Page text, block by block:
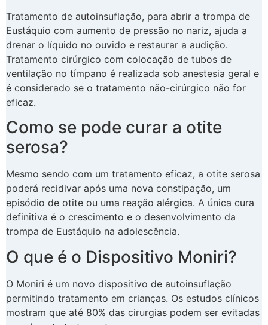
Tratamento de autoinsuflação, para abrir a trompa de
Eustáquio com aumento de pressão no nariz, ajuda a
drenar o líquido no ouvido e restaurar a audição.
Tratamento cirúrgico com colocação de tubos de
ventilação no tímpano é realizada sob anestesia geral e
é considerado se o tratamento não-cirúrgico não for
eficaz.
Como se pode curar a otite
serosa?
Mesmo sendo com um tratamento eficaz, a otite serosa
poderá recidivar após uma nova constipação, um
episódio de otite ou uma reação alérgica. A única cura
definitiva é o crescimento e o desenvolvimento da
trompa de Eustáquio na adolescência.
O que é o Dispositivo Moniri?
O Moniri é um novo dispositivo de autoinsuflação
permitindo tratamento em crianças. Os estudos clínicos
mostram que até 80% das cirurgias podem ser evitadas